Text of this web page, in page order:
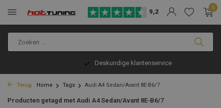
9,2
0
Deskundige klantenservice
Terug Home Tags Audi A4 Sedan/Avant 8E-B6/7
Producten getagd met Audi A4 Sedan/Avant 8E-B6/7